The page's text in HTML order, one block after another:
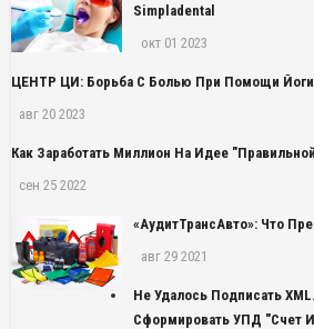
Simpladental
окт 01 2023
ЦЕНТР ЦИ: Борьба С Болью При Помощи Йоги
авг 20 2023
Как Заработать Миллион На Идее
сен 25 2022
«АудитТрансАвто»: Что
авг 29 2021
Не Удалось Подписать
Сформировать УПД "Счет